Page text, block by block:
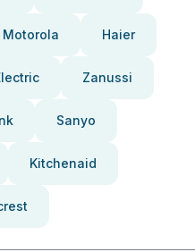
Motorola Haier
Zanussi
Sanyo
Kitchenaid